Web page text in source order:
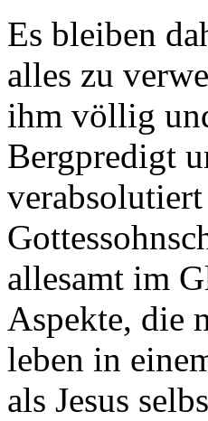
Es bleiben
alles zu
ihm völlig
Bergpredigt
allesamt im
Aspekte, die
leben in
als Jesus